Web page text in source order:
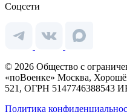
Соцсети
© 2026 Общество с
«поВоенке» Москва,
521, ОГРН 5147746388543
Политика